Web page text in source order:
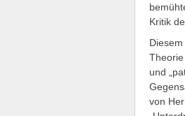
Kritik
und
von